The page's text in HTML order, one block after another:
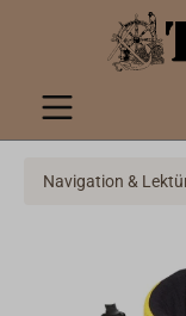
springen
Navigation &